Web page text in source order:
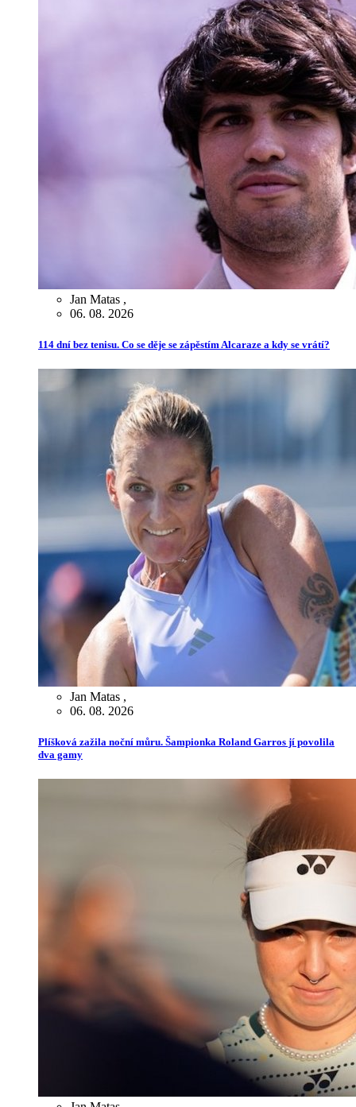
Jan Matas ,
06. 08. 2026
114 dní bez tenisu. Co se děje se zápěstím Alcaraze a kdy se vrátí?
Jan Matas ,
06. 08. 2026
Plíšková zažila noční můru. Šampionka Roland Garros jí povolila
dva gamy